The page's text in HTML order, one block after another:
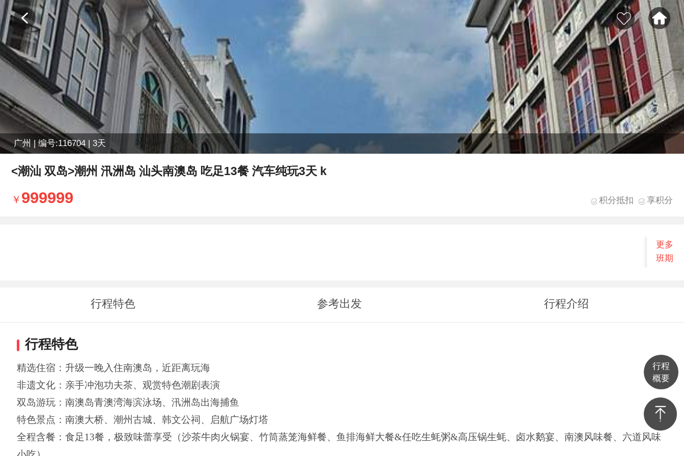
行程
概要
广州 | 编号:116704 | 3天
<潮汕 双岛>潮州 汛洲岛 汕头南澳岛 吃足13餐 汽车纯玩3天 k
999999 积分抵扣 享积分
更多
班期
行程特色 参考出发 行程介绍
行程特色
精选住宿：升级一晚入住南澳岛，近距离玩海
非遗文化：亲手冲泡功夫茶、观赏特色潮剧表演
双岛游玩：南澳岛青澳湾海滨泳场、汛洲岛出海捕鱼
特色景点：南澳大桥、潮州古城、韩文公祠、启航广场灯塔
全程含餐：食足13餐，极致味蕾享受（沙茶牛肉火锅宴、竹筒蒸笼海鲜餐、鱼排海鲜大餐&任吃生蚝粥&高压锅生蚝、卤水鹅宴、南澳风味餐、六道风味